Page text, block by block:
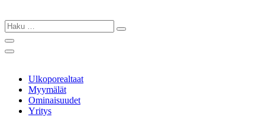
Haku
…
Ulkoporealtaat
Myymälät
Ominaisuudet
Yritys